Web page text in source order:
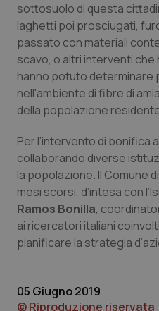
Piemonte
Provincia
Provincia
Sardegna
Sicilia
Toscana
HIV
Infezioni & Febbre
Ipertensione &
Malattia di Crohn &
Neuroscienze &
Obesità
sottosuolo di questa
laghetti poi prosciugati,
passato con materiali
scavo, o altri interventi
hanno potuto determinare
nell'ambiente di fibre di
della popolazione
Per l’intervento di bonifica
collaborando diverse
la popolazione. Il Comune
mesi scorsi, d’intesa con
Ramos Bonilla,
ai ricercatori italiani
pianificare la strategia
05 Giugno 2019
© Riproduzione riservata